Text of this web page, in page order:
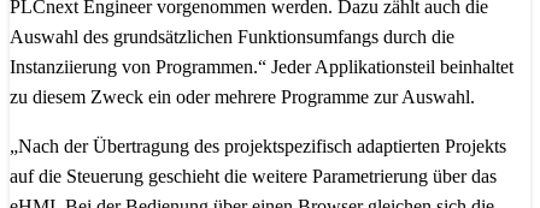
PLCnext Engineer vorgenommen werden. Dazu zählt auch die
Auswahl des grundsätzlichen Funktionsumfangs durch die
Instanziierung von Programmen.“ Jeder Applikationsteil beinhaltet
zu diesem Zweck ein oder mehrere Programme zur Auswahl.
„Nach der Übertragung des projektspezifisch adaptierten Projekts
auf die Steuerung geschieht die weitere Parametrierung über das